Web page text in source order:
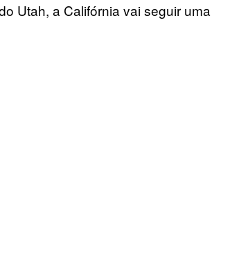
Utah, a Califórnia vai seguir uma